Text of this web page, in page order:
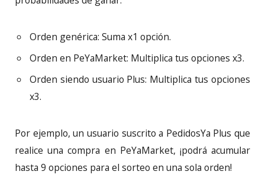
Orden genérica: Suma x1 opción.
Orden en PeYaMarket: Multiplica tus opciones x3.
Orden siendo usuario Plus: Multiplica tus opciones
x3.
Por ejemplo, un usuario suscrito a PedidosYa Plus que
realice una compra en PeYaMarket, ¡podrá acumular
hasta 9 opciones para el sorteo en una sola orden!